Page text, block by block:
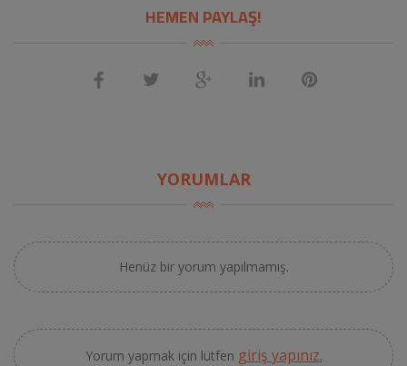
HEMEN PAYLAŞ!
YORUMLAR
Henüz bir yorum yapılmamış.
Yorum yapmak için lütfen giriş yapınız.